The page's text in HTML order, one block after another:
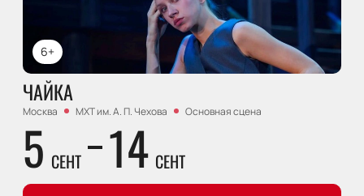
6+
ЧАЙКА
Москва МХТ им. А. П. Чехова Основная сцена
5 СЕНТ 14 СЕНТ